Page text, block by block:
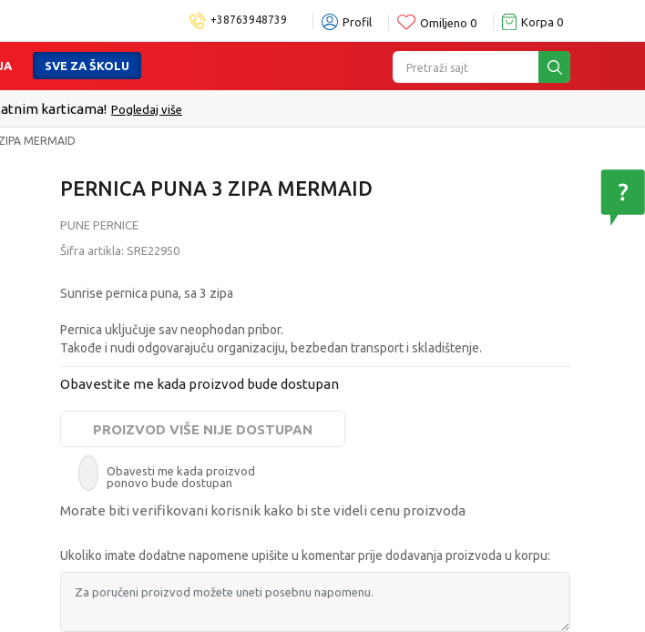
+38763948739 Profil Omiljeno 0 Korpa 0
Pretraži sajt
SVE ZA ŠKOLU
karticama! Pogledaj više
MERMAID
PERNICA PUNA 3 ZIPA MERMAID
PUNE PERNICE
Šifra artikla: SRE22950
Sunrise pernica puna, sa 3 zipa
Pernica uključuje sav neophodan pribor.
Takođe i nudi odgovarajuču organizaciju, bezbedan transport i skladištenje.
Obavestite me kada proizvod bude dostupan
PROIZVOD VIŠE NIJE DOSTUPAN
Obavesti me kada proizvod
ponovo bude dostupan
Morate biti verifikovani korisnik kako bi ste videli cenu proizvoda
Ukoliko imate dodatne napomene upišite u komentar prije dodavanja proizvoda u korpu: